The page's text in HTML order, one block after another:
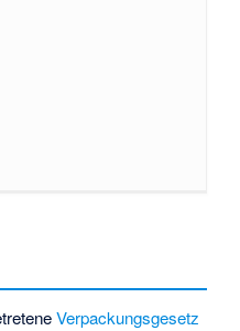
Verpackungsgesetz